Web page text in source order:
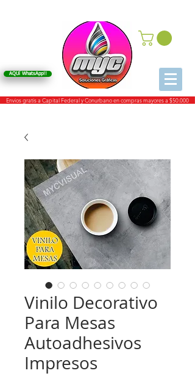
AQUí WhatsApp!!
Envios gratis a Capital Federal y Conurbano en compras mayores a $50.000
Vinilo Decorativo
Para Mesas
Autoadhesivos
Impresos